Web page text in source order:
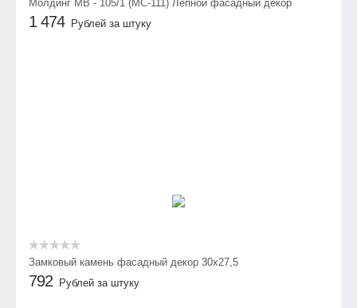
Молдинг МВ - 105/1 (МС-111) Лепной фасадный декор
1 474 Рублей за штуку
Замковый камень фасадный декор 30х27,5
792 Рублей за штуку